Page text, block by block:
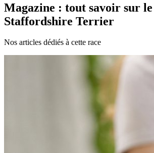
Magazine : tout savoir sur
Staffordshire Terrier
Nos articles dédiés à cette race